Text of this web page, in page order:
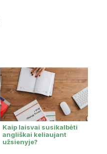
Kaip laisvai susikalbėti
angliškai keliaujant
užsienyje?